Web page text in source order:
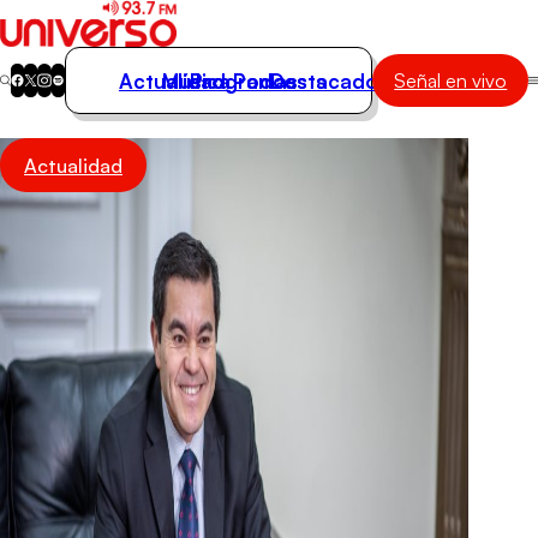
Actualidad
Música
Programas
Podcasts
Destacados
Actualidad
Música
Programas
Podcasts
Destacados Señal en vivo
Actualidad